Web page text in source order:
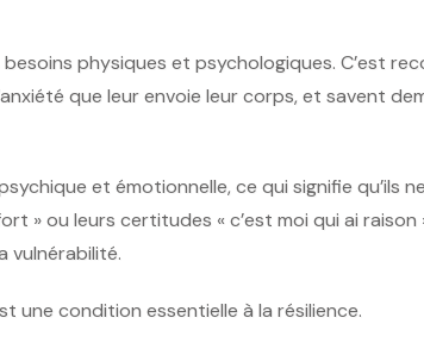
besoins physiques et psychologiques. C’est
que leur envoie leur corps, et savent
et émotionnelle, ce qui signifie qu’ils
» ou leurs certitudes « c’est moi qui ai raison
vulnérabilité.
une condition essentielle à la résilience.